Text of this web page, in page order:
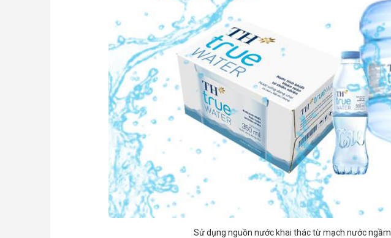
Sử dụng nguồn nước khai thác từ mạch nước ngầm